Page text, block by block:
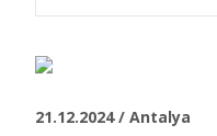
21.12.2024 / Antalya